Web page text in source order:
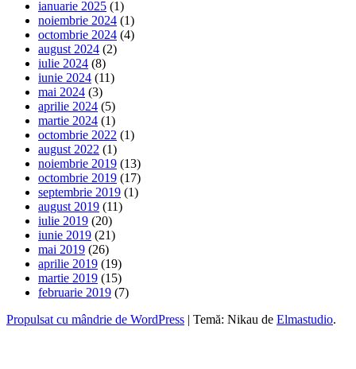
ianuarie 2025 (1)
noiembrie 2024 (1)
octombrie 2024 (4)
august 2024 (2)
iulie 2024 (8)
iunie 2024 (11)
mai 2024 (3)
aprilie 2024 (5)
martie 2024 (1)
octombrie 2022 (1)
august 2022 (1)
noiembrie 2019 (13)
octombrie 2019 (17)
septembrie 2019 (1)
august 2019 (11)
iulie 2019 (20)
iunie 2019 (21)
mai 2019 (26)
aprilie 2019 (19)
martie 2019 (15)
februarie 2019 (7)
Propulsat cu mândrie de WordPress | Temă: Nikau de Elmastudio.